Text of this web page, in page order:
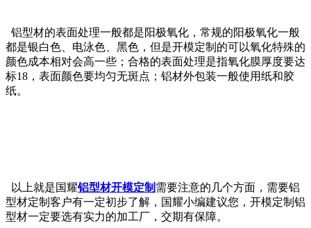
铝型材的表面处理一般都是阳极氧化，常规的阳极氧化一般
都是银白色、电泳色、黑色，但是开模定制的可以氧化特殊的
颜色成本相对会高一些；合格的表面处理是指氧化膜厚度要达
标18，表面颜色要均匀无斑点；铝材外包装一般使用纸和胶
纸。
以上就是国耀铝型材开模定制 需要注意的几个方面，需要铝
型材定制客户有一定初步了解，国耀小编建议您，开模定制铝
型材一定要选有实力的加工厂，交期有保障。